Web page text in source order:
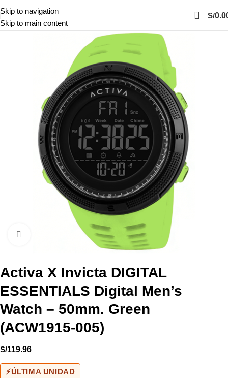
Skip to navigation
Skip to main content
0
S/
Click to enlarge
Activa X Invicta DIGITAL
ESSENTIALS Digital Men’s
Watch – 50mm. Green
(ACW1915-005)
S/119.96
⚡ÚLTIMA UNIDAD